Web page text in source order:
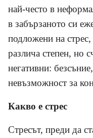
най-често в
в забързаното си
подложени на
различа степен, но
негативни:
невъзможност за
Какво е стрес
Стресът, преди да